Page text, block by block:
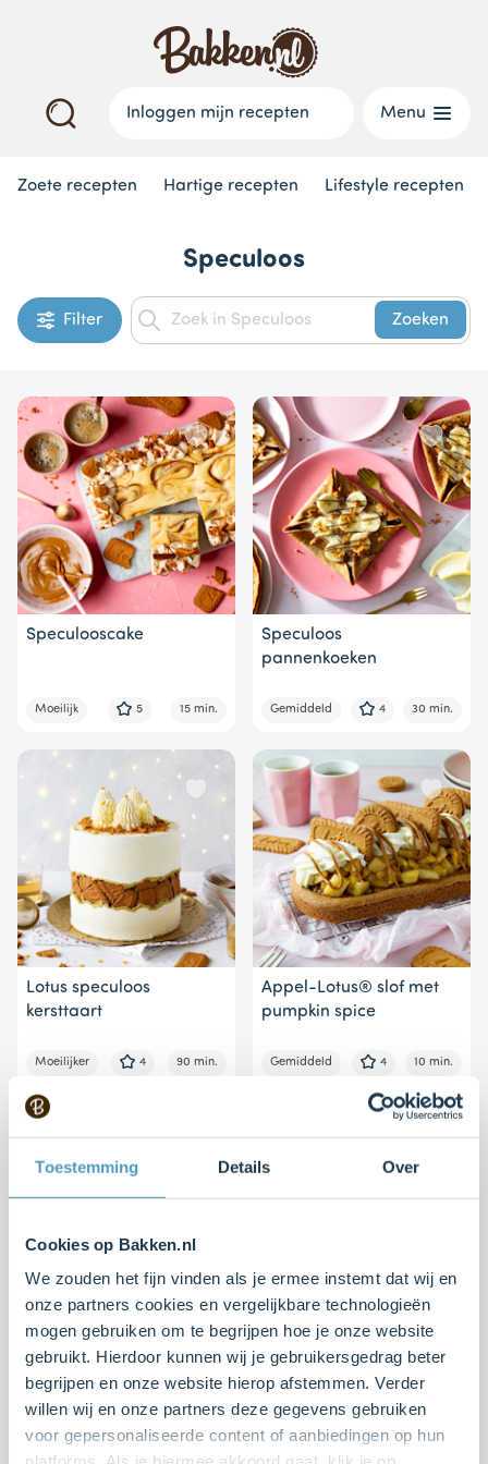
Toestemming Details Over
Cookies op Bakken.nl
We zouden het fijn vinden als je ermee instemt dat wij en
onze partners cookies en vergelijkbare technologieën
mogen gebruiken om te begrijpen hoe je onze website
gebruikt. Hierdoor kunnen wij je gebruikersgedrag beter
begrijpen en onze website hierop afstemmen. Verder
willen wij en onze partners deze gegevens gebruiken
voor gepersonaliseerde content of aanbiedingen op hun
Inloggen mijn recepten Menu
Zoete recepten Hartige recepten Lifestyle recepten
Speculoos
Filter Zoeken
Speculooscake
Moeilijk 5 15 min.
Speculoos
pannenkoeken
Gemiddeld 4 30 min.
Lotus speculoos
kersttaart
Moeilijker 4 90 min.
Appel-Lotus® slof met
pumpkin spice
Gemiddeld 4 10 min.
Brownies met speculoos
Makkelijk 4 20 min.
Speculoos® cheesecake
Makkelijk 3 20 min.